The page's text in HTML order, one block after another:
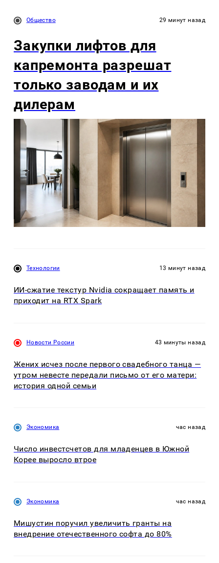
Общество 29 минут назад
Закупки лифтов для
капремонта разрешат
только заводам и их
дилерам
Технологии 13 минут назад
ИИ-сжатие текстур Nvidia сокращает память и
приходит на RTX Spark
Новости России 43 минуты назад
Жених исчез после первого свадебного танца —
утром невесте передали письмо от его матери:
история одной семьи
Экономика час назад
Число инвестсчетов для младенцев в Южной
Корее выросло втрое
Экономика час назад
Мишустин поручил увеличить гранты на
внедрение отечественного софта до 80%